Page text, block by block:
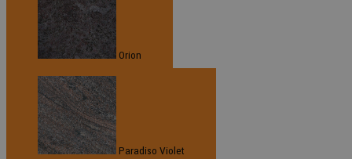
Orion
Paradiso Violet